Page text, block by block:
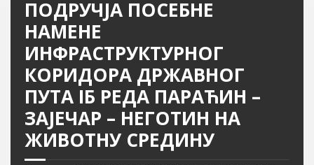
ПОДРУЧЈА ПОСЕБНЕ
НАМЕНЕ
ИНФРАСТРУКТУРНОГ
КОРИДОРА ДРЖАВНОГ
ПУТА IБ РЕДА ПАРАЋИН –
ЗАЈЕЧАР – НЕГОТИН НА
ЖИВОТНУ СРЕДИНУ